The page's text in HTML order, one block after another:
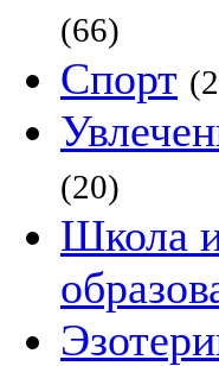
(66)
Спорт
(20)
Школа